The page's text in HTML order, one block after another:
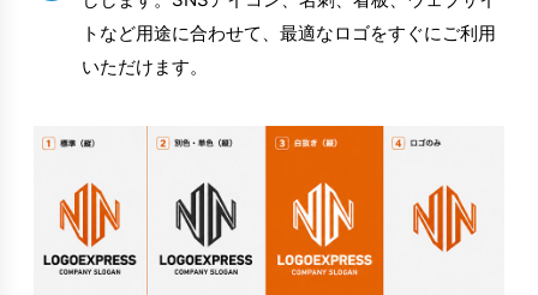
トなど用途に合わせて、最適なロゴをすぐにご利用
いただけます。